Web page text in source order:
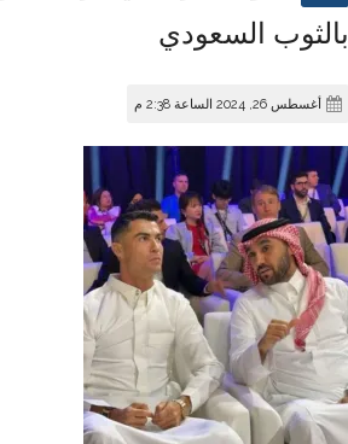
بالثوب السعودي
أغسطس 26, 2024 الساعة 2:38 م